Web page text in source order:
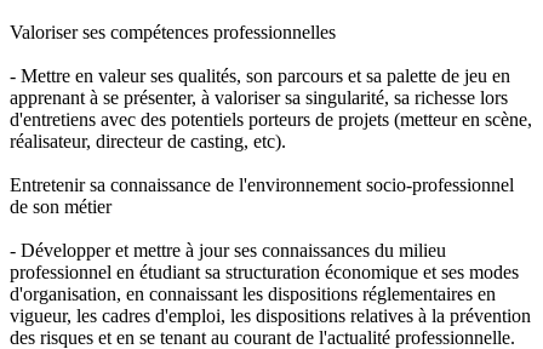
Valoriser ses compétences professionnelles
- Mettre en valeur ses qualités, son parcours et sa palette de jeu en
apprenant à se présenter, à valoriser sa singularité, sa richesse lors
d'entretiens avec des potentiels porteurs de projets (metteur en scène,
réalisateur, directeur de casting, etc).
Entretenir sa connaissance de l'environnement socio-professionnel
de son métier
- Développer et mettre à jour ses connaissances du milieu
professionnel en étudiant sa structuration économique et ses modes
d'organisation, en connaissant les dispositions réglementaires en
vigueur, les cadres d'emploi, les dispositions relatives à la prévention
des risques et en se tenant au courant de l'actualité professionnelle.